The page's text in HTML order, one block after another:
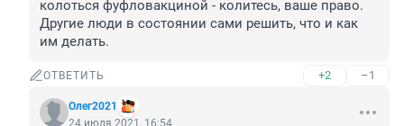
колоться фуфловакциной - колитесь, ваше право.
Другие люди в состоянии сами решить, что и как
им делать.
ОТВЕТИТЬ +2 –1
Олег2021
24 июля 2021, 16:54